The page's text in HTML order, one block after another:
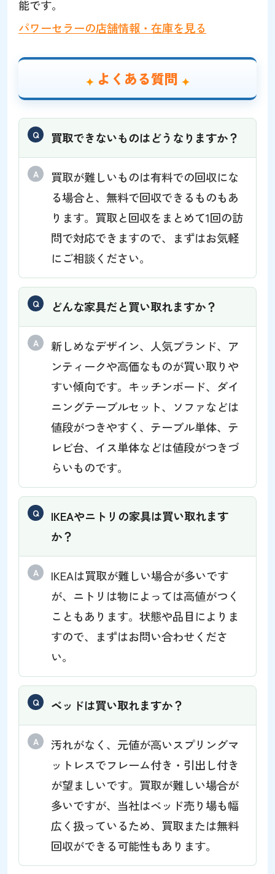
能です。
パワーセラーの店舗情報・在庫を見る
よくある質問
買取できないものはどうなりますか？
買取が難しいものは有料での回収にな
る場合と、無料で回収できるものもあ
ります。買取と回収をまとめて1回の訪
問で対応できますので、まずはお気軽
にご相談ください。
どんな家具だと買い取れますか？
新しめなデザイン、人気ブランド、ア
ンティークや高価なものが買い取りや
すい傾向です。キッチンボード、ダイ
ニングテーブルセット、ソファなどは
値段がつきやすく、テーブル単体、テ
レビ台、イス単体などは値段がつきづ
らいものです。
IKEAやニトリの家具は買い取れます
か？
IKEAは買取が難しい場合が多いです
が、ニトリは物によっては高値がつく
こともあります。状態や品目によりま
すので、まずはお問い合わせくださ
い。
ベッドは買い取れますか？
汚れがなく、元値が高いスプリングマ
ットレスでフレーム付き・引出し付き
が望ましいです。買取が難しい場合が
多いですが、当社はベッド売り場も幅
広く扱っているため、買取または無料
回収ができる可能性もあります。